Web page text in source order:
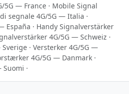
5G — France · Mobile Signal
segnale 4G/5G — Italia ·
España · Handy Signalverstärker
4G/5G — Schweiz ·
· Versterker 4G/5G —
4G/5G — Danmark ·
Suomi ·